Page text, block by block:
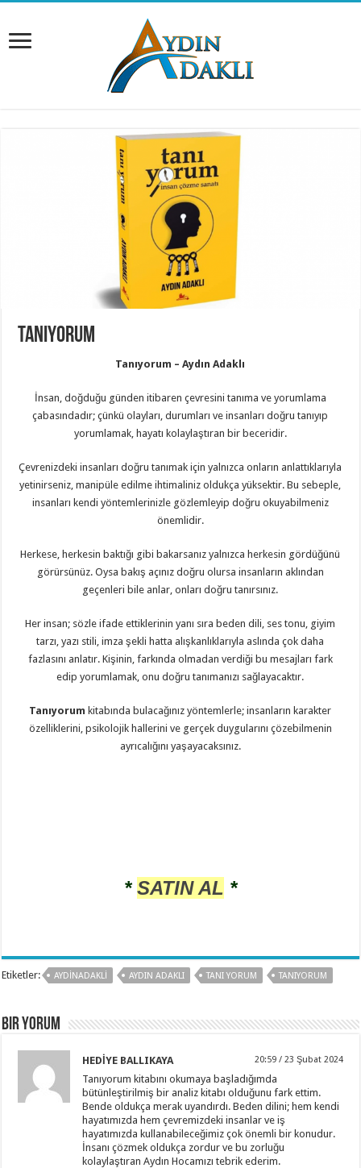
Tanıyorum
Tanıyorum – Aydın Adaklı
İnsan, doğduğu günden itibaren çevresini tanıma ve yorumlama
çabasındadır; çünkü olayları, durumları ve insanları doğru tanıyıp
yorumlamak, hayatı kolaylaştıran bir beceridir.
Çevrenizdeki insanları doğru tanımak için yalnızca onların anlattıklarıyla
yetinirseniz, manipüle edilme ihtimaliniz oldukça yüksektir. Bu sebeple,
insanları kendi yöntemlerinizle gözlemleyip doğru okuyabilmeniz
önemlidir.
Herkese, herkesin baktığı gibi bakarsanız yalnızca herkesin gördüğünü
görürsünüz. Oysa bakış açınız doğru olursa insanların aklından
geçenleri bile anlar, onları doğru tanırsınız.
Her insan; sözle ifade ettiklerinin yanı sıra beden dili, ses tonu, giyim
tarzı, yazı stili, imza şekli hatta alışkanlıklarıyla aslında çok daha
fazlasını anlatır. Kişinin, farkında olmadan verdiği bu mesajları fark
edip yorumlamak, onu doğru tanımanızı sağlayacaktır.
Tanıyorum kitabında bulacağınız yöntemlerle; insanların karakter
özelliklerini, psikolojik hallerini ve gerçek duygularını çözebilmenin
ayrıcalığını yaşayacaksınız.
* SATIN AL *
Etiketler: AYDINADAKLI AYDIN ADAKLI TANI YORUM TANIYORUM
Bir yorum
HEDİYE BALLIKAYA 20:59 / 23 Şubat 2024
Tanıyorum kitabını okumaya başladığımda
bütünleştirilmiş bir analiz kitabı olduğunu fark ettim.
Bende oldukça merak uyandırdı. Beden dilini; hem kendi
hayatımızda hem çevremizdeki insanlar ve iş
hayatımızda kullanabileceğimiz çok önemli bir konudur.
İnsanı çözmek oldukça zordur ve bu zorluğu
kolaylaştıran Aydın Hocamızı tebrik ederim.